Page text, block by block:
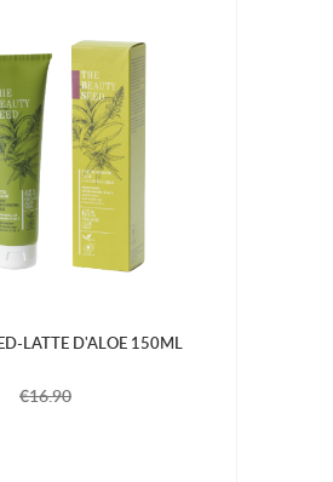
LATTE D'ALOE 150ML
€16.90